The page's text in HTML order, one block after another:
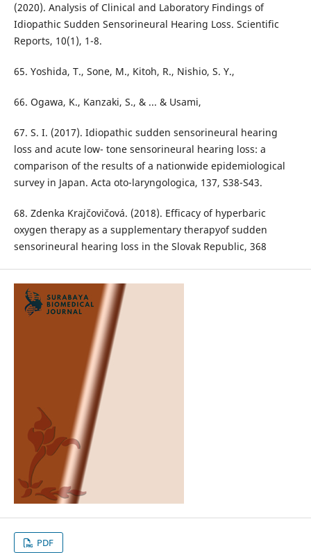
(2020). Analysis of Clinical and Laboratory Findings of
Idiopathic Sudden Sensorineural Hearing Loss. Scientific
Reports, 10(1), 1-8.
65. Yoshida, T., Sone, M., Kitoh, R., Nishio, S. Y.,
66. Ogawa, K., Kanzaki, S., & ... & Usami,
67. S. I. (2017). Idiopathic sudden sensorineural hearing
loss and acute low- tone sensorineural hearing loss: a
comparison of the results of a nationwide epidemiological
survey in Japan. Acta oto-laryngologica, 137, S38-S43.
68. Zdenka Krajčovičová. (2018). Efficacy of hyperbaric
oxygen therapy as a supplementary therapyof sudden
sensorineural hearing loss in the Slovak Republic, 368
PDF